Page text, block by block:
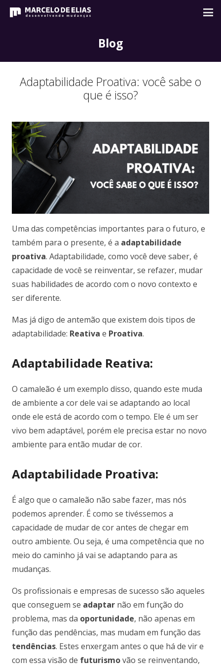
Blog
Adaptabilidade Proativa: você sabe o
que é isso?
Uma das competências importantes para o futuro, e
também para o presente, é a adaptabilidade
proativa. Adaptabilidade, como você deve saber, é
capacidade de você se reinventar, se refazer, mudar
suas habilidades de acordo com o novo contexto e
ser diferente.
Mas já digo de antemão que existem dois tipos de
adaptabilidade: Reativa e Proativa.
Adaptabilidade Reativa:
O camaleão é um exemplo disso, quando este muda
de ambiente a cor dele vai se adaptando ao local
onde ele está de acordo com o tempo. Ele é um ser
vivo bem adaptável, porém ele precisa estar no novo
ambiente para então mudar de cor.
Adaptabilidade Proativa:
É algo que o camaleão não sabe fazer, mas nós
podemos aprender. É como se tivéssemos a
capacidade de mudar de cor antes de chegar em
outro ambiente. Ou seja, é uma competência que no
meio do caminho já vai se adaptando para as
mudanças.
Os profissionais e empresas de sucesso são aqueles
que conseguem se adaptar não em função do
problema, mas da oportunidade, não apenas em
função das pendências, mas mudam em função das
tendências. Estes enxergam antes o que há de vir e
com essa visão de futurismovão se reinventando,